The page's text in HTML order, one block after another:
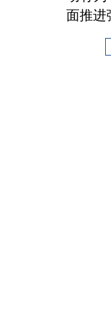
面推进